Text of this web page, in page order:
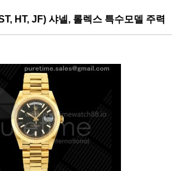
HT, JF) 샤넬, 롤렉스 특수모델 주력